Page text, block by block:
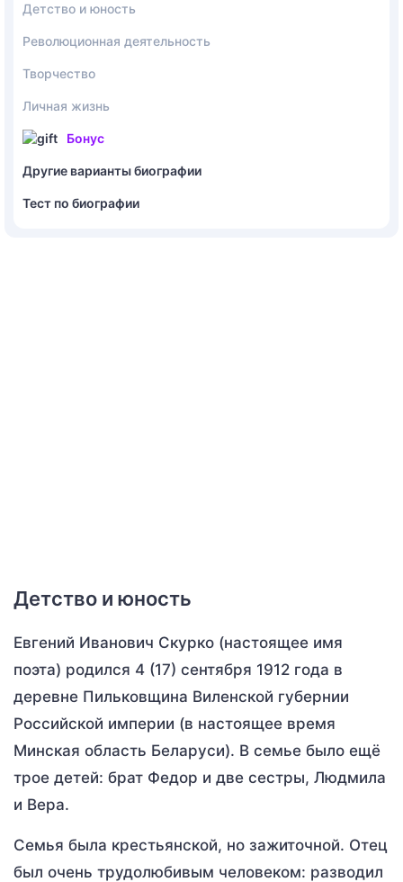
Детство и юность
Революционная деятельность
Творчество
Личная жизнь
Бонус
Другие варианты биографии
Тест по биографии
Детство и юность
Евгений Иванович Скурко (настоящее имя
поэта) родился 4 (17) сентября 1912 года в
деревне Пильковщина Виленской губернии
Российской империи (в настоящее время
Минская область Беларуси). В семье было ещё
трое детей: брат Федор и две сестры, Людмила
и Вера.
Семья была крестьянской, но зажиточной. Отец
был очень трудолюбивым человеком: разводил